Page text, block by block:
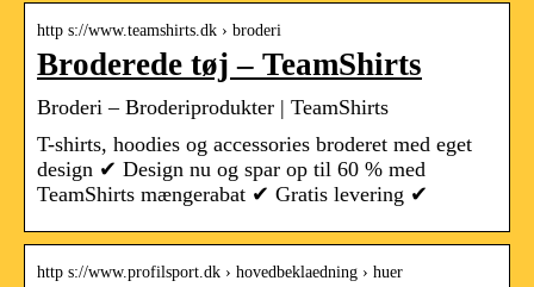
http s://www.teamshirts.dk › broderi
Broderede tøj – TeamShirts
Broderi – Broderiprodukter | TeamShirts
T-shirts, hoodies og accessories broderet med eget
design ✔ Design nu og spar op til 60 % med
TeamShirts mængerabat ✔ Gratis levering ✔
http s://www.profilsport.dk › hovedbeklaedning › huer